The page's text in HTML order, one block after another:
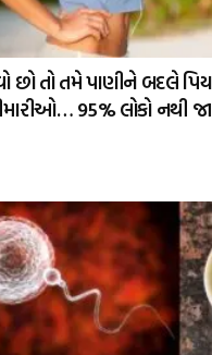
છો તો તમે પાણીને બદલે પિય
95% લોકો નથી